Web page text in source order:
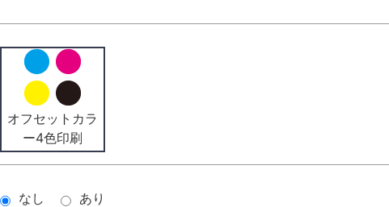
オフセットカラ
ー4色印刷
なし あり